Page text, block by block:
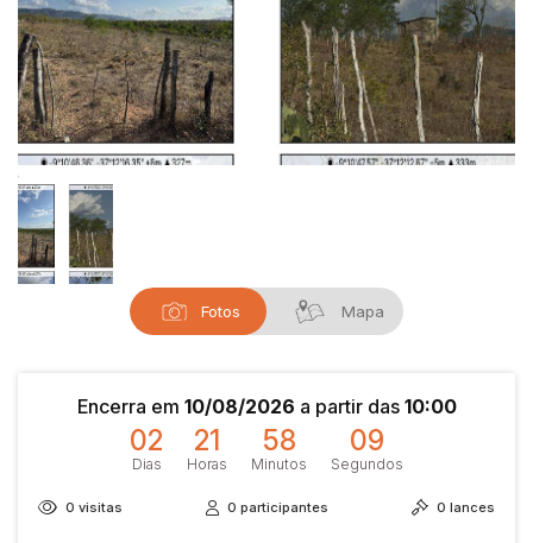
Fotos Mapa
Encerra em 10/08/2026 a partir das 10:00
02
Dias
21
Horas
58
Minutos
09
Segundos
0 visitas 0 participantes 0 lances